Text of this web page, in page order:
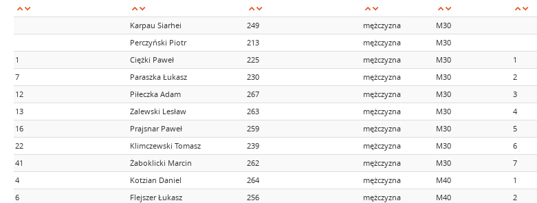
Karpau Siarhei 249 mężczyzna
M30
Perczyński Piotr
213 mężczyzna
M30
1
Ciężki Paweł 225 mężczyzna M30 1
7
Paraszka Łukasz 230 mężczyzna M30 2
12
Piłeczka Adam 267 mężczyzna M30 3
13
Zalewski Lesław 263 mężczyzna M30 4
16
Prajsnar Paweł 259 mężczyzna M30 5
22
Klimczewski Tomasz 239 mężczyzna M30 6
41
Żaboklicki Marcin 262 mężczyzna M30 7
4
Kotzian Daniel 264 mężczyzna M40 1
6
Flejszer Łukasz 256 mężczyzna M40 2